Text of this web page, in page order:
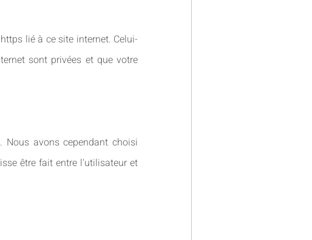
lié à ce site internet. Celui-
sont privées et que votre
Nous avons cependant choisi
être fait entre l'utilisateur et